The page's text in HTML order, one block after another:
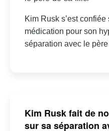
Kim Rusk s’est
médication pour son
séparation avec le
Kim Rusk fait de
sur sa séparation